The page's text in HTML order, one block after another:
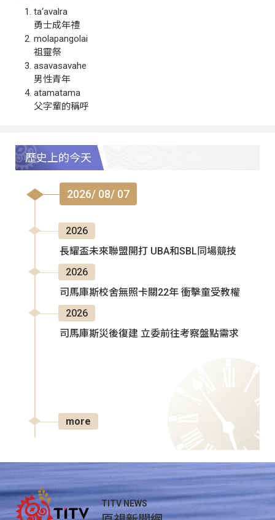
ta‘avalra
勇士成年禮
molapangolai
祖靈祭
asavasavahe
男性青年
atamatama
父字輩的稱呼
歷史上的今天
2026/ 08/ 07
2026
長耀盃未來聯盟開打 UBA和SBL同場競技
2026
司馬庫斯校舍無照卡關22年 衝擊童受教權
2026
司馬庫斯災後復建 立委前往考察盤點需求
more
TITV NEWS